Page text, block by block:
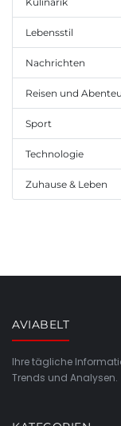
Lebensstil
Nachrichten
Reisen und
Sport
Technologie
Zuhause & Leben
AVIABELT
Ihre tägliche
Trends und Analysen.